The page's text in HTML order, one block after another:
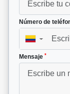
Número de
▼
Mensaje *